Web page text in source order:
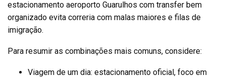
estacionamento aeroporto Guarulhos com transfer bem
organizado evita correria com malas maiores e filas de
imigração.
Para resumir as combinações mais comuns, considere:
Viagem de um dia: estacionamento oficial, foco em